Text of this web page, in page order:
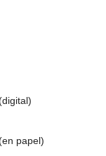
papel)